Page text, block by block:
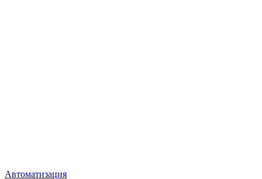
Автоматизация